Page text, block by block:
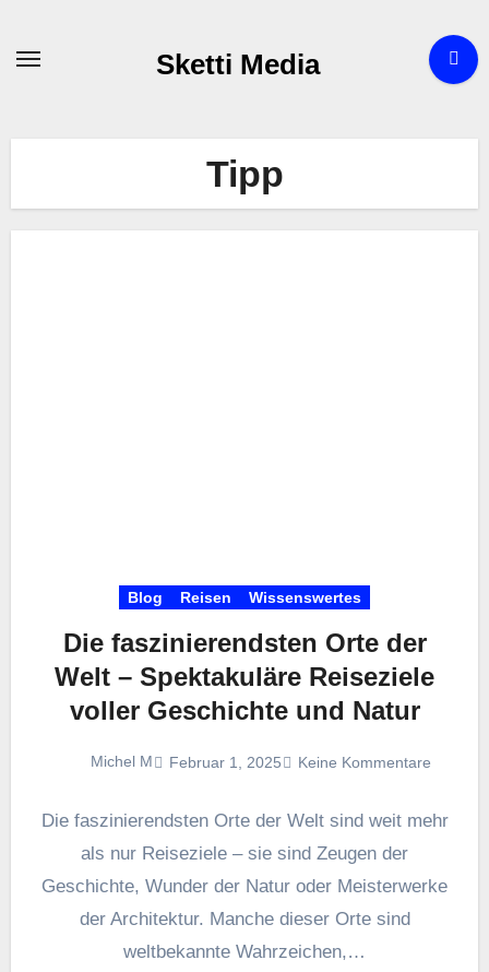
Sketti Media
Tipp
Blog Reisen Wissenswertes
Die faszinierendsten Orte der
Welt – Spektakuläre Reiseziele
voller Geschichte und Natur
Michel M Februar 1, 2025 Keine Kommentare
Die faszinierendsten Orte der Welt sind weit mehr
als nur Reiseziele – sie sind Zeugen der
Geschichte, Wunder der Natur oder Meisterwerke
der Architektur. Manche dieser Orte sind
weltbekannte Wahrzeichen,…